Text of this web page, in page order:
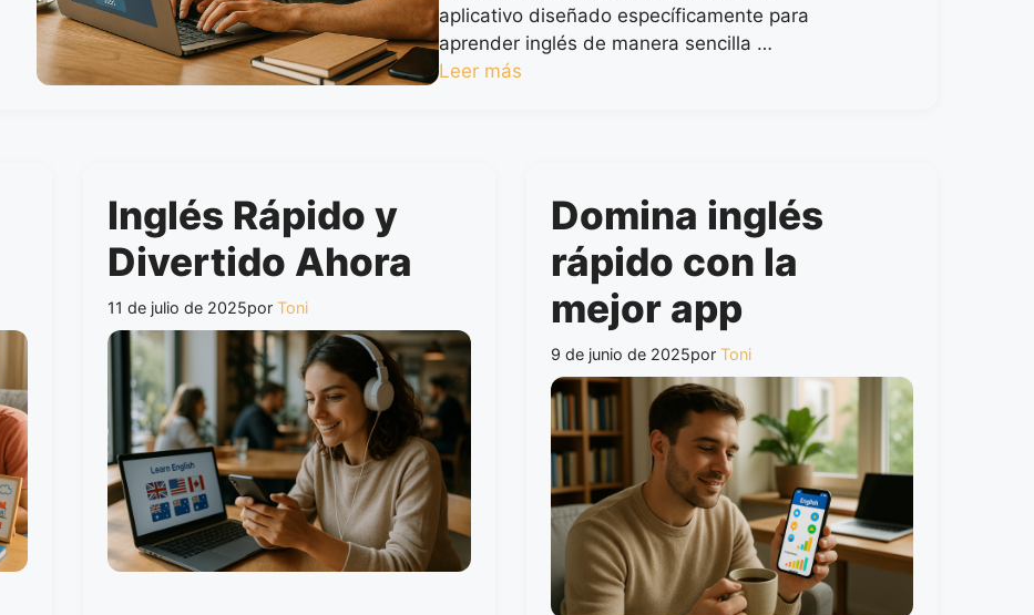
aplicativo diseñado específicamente para
aprender inglés de manera sencilla …
Leer más
Inglés Rápido y
Divertido Ahora
11 de julio de 2025porToni
Domina inglés
rápido con la
mejor app
9 de junio de 2025por Toni